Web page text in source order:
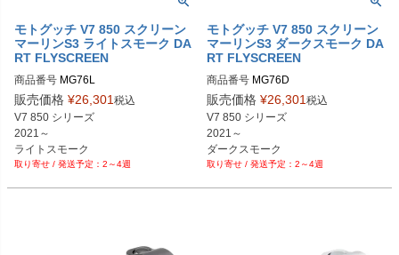
モトグッチ V7 850 スクリーン
マーリンS3 ライトスモーク DA
RT FLYSCREEN
商品番号 MG76L
販売価格 ¥26,301税込
V7 850 シリーズ
2021～
ライトスモーク
2～4週
モトグッチ V7 850 スクリーン
マーリンS3 ダークスモーク DA
RT FLYSCREEN
商品番号 MG76D
販売価格 ¥26,301税込
V7 850 シリーズ
2021～
ダークスモーク
2～4週